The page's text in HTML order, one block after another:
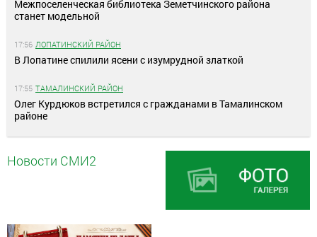
Межпоселенческая библиотека Земетчинского района
станет модельной
17:56 ЛОПАТИНСКИЙ РАЙОН
В Лопатине спилили ясени с изумрудной златкой
17:55 ТАМАЛИНСКИЙ РАЙОН
Олег Курдюков встретился с гражданами в Тамалинском
районе
Новости СМИ2